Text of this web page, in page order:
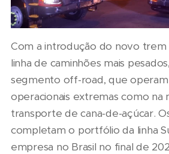
Com a introdução do novo trem
linha de caminhões mais
segmento off-road, que
operacionais extremas como na
transporte de cana-de-açúcar.
completam o portfólio da linha
empresa no Brasil no final de